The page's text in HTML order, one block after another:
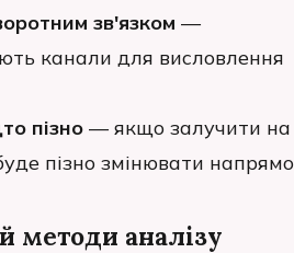
зв'язком —
канали для висловлення
пізно — якщо залучити на
пізно змінювати
методи аналізу